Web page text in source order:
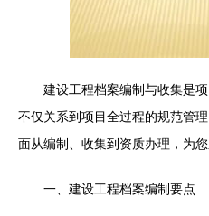
建设工程档案编制与收集是
不仅关系到项目全过程的规范管
面从编制、收集到资质办理，为您
一、建设工程档案编制要点